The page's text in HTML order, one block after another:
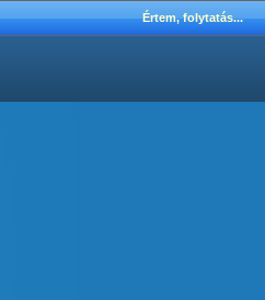
Értem, folytatás...